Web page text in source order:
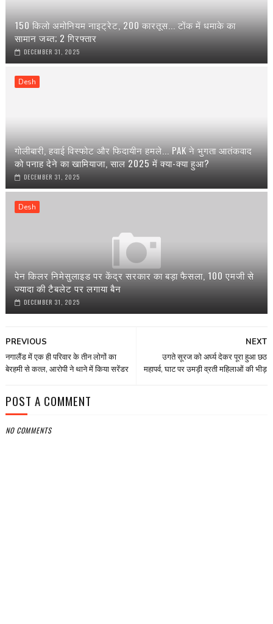
150 किलो अमोनियम नाइट्रेट, 200 कारतूस... टोंक में धमाके का
सामान जब्त; 2 गिरफ्तार
DECEMBER 31, 2025
Desh
गोलीबारी, हवाई विस्फोट और फिदायीन हमले... PAK ने भुगता आतंकवाद
को पनाह देने का खामियाजा, साल 2025 में क्या-क्या हुआ?
DECEMBER 31, 2025
Desh
पेन किलर निमेसुलाइड पर केंद्र सरकार का बड़ा फैसला, 100 एमजी से
ज्यादा की टैबलेट पर लगाया बैन
DECEMBER 31, 2025
NEXT
उगते सूरज को अर्घ्य देकर पूरा हुआ छठ
महापर्व, घाट पर उमड़ी व्रती महिलाओं की भीड़
PREVIOUS
नगालैंड में एक ही परिवार के तीन लोगों का
बेरहमी से कत्ल, आरोपी ने थाने में किया सरेंडर
POST A COMMENT
NO COMMENTS